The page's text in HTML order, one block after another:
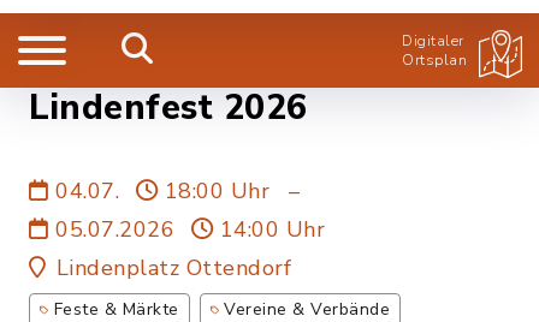
Digitaler
Ortsplan
Lindenfest 2026
04.07. 18:00 Uhr
–
05.07.2026
14:00 Uhr
Lindenplatz Ottendorf
Feste & Märkte Vereine & Verbände